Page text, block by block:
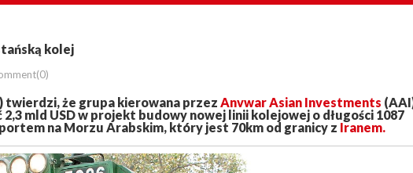
kolej
twierdzi, że grupa kierowana przez Anvwar Asian Investments
mld USD w projekt budowy nowej linii kolejowej o długości 1087
na Morzu Arabskim, który jest 70km od granicy z Iranem.